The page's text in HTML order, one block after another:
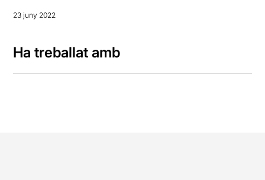
23 juny 2022
Ha treballat amb